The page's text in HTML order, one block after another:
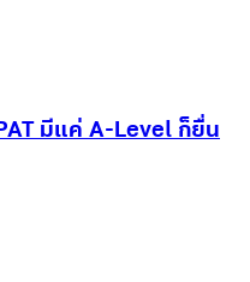
มีแค่ A-Level ก็ยื่น